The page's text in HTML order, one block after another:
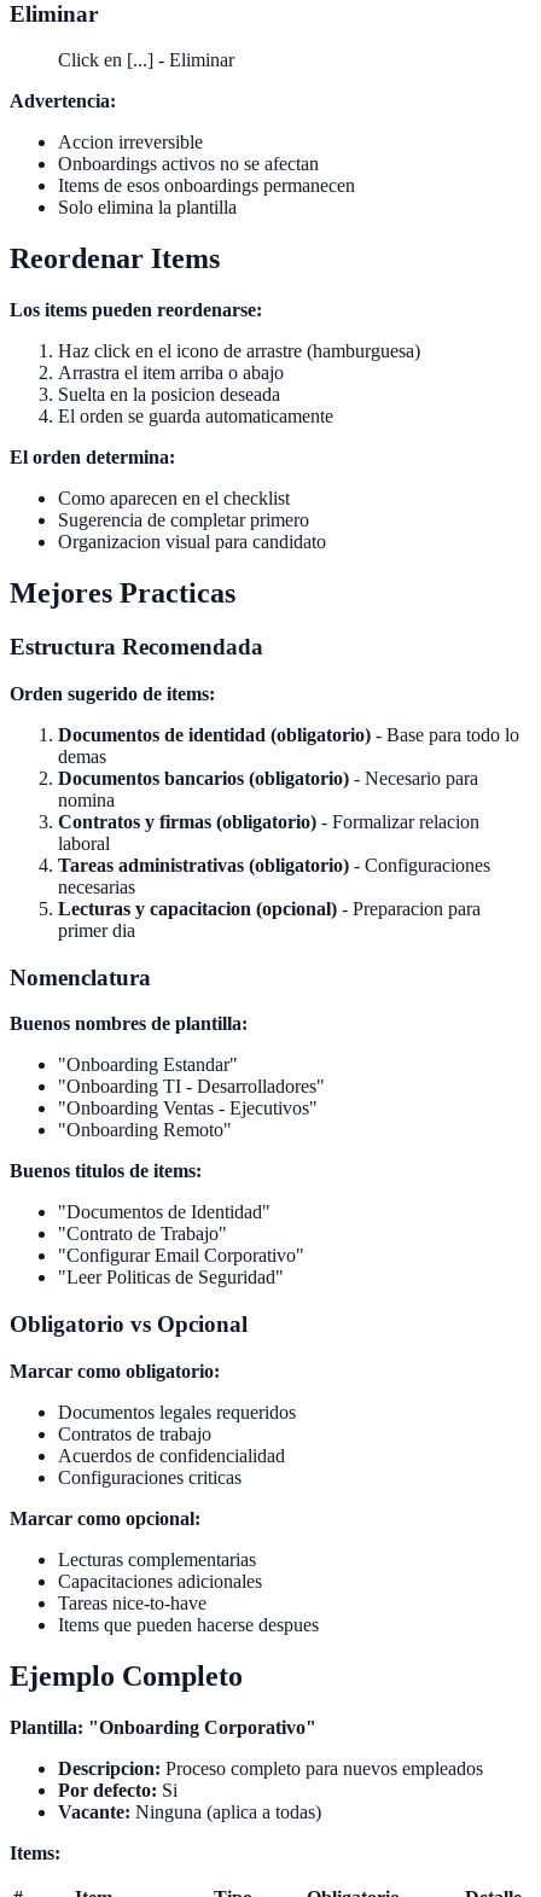
Eliminar
Click en [...] - Eliminar
Advertencia:
Accion irreversible
Onboardings activos no se afectan
Items de esos onboardings permanecen
Solo elimina la plantilla
Reordenar Items
Los items pueden reordenarse:
Haz click en el icono de arrastre (hamburguesa)
Arrastra el item arriba o abajo
Suelta en la posicion deseada
El orden se guarda automaticamente
El orden determina:
Como aparecen en el checklist
Sugerencia de completar primero
Organizacion visual para candidato
Mejores Practicas
Estructura Recomendada
Orden sugerido de items:
Documentos de identidad (obligatorio) - Base para todo lo
demas
Documentos bancarios (obligatorio) - Necesario para
nomina
Contratos y firmas (obligatorio) - Formalizar relacion
laboral
Tareas administrativas (obligatorio) - Configuraciones
necesarias
Lecturas y capacitacion (opcional) - Preparacion para
primer dia
Nomenclatura
Buenos nombres de plantilla:
"Onboarding Estandar"
"Onboarding TI - Desarrolladores"
"Onboarding Ventas - Ejecutivos"
"Onboarding Remoto"
Buenos titulos de items:
"Documentos de Identidad"
"Contrato de Trabajo"
"Configurar Email Corporativo"
"Leer Politicas de Seguridad"
Obligatorio vs Opcional
Marcar como obligatorio:
Documentos legales requeridos
Contratos de trabajo
Acuerdos de confidencialidad
Configuraciones criticas
Marcar como opcional:
Lecturas complementarias
Capacitaciones adicionales
Tareas nice-to-have
Items que pueden hacerse despues
Ejemplo Completo
Plantilla: "Onboarding Corporativo"
Descripcion: Proceso completo para nuevos empleados
Por defecto: Si
Vacante: Ninguna (aplica a todas)
Items: